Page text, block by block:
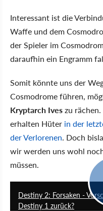
Interessant ist die
Waffe und dem
der Spieler im
daraufhin ein Engramm
Somit könnte uns der
Cosmodrome führen,
Kryptarch Iveszu
erhalten Hüter in der
der Verlorenen. Doch
wir werden uns wohl
müssen.
Destiny 2: Forsaken -
Destiny 1 zurück?